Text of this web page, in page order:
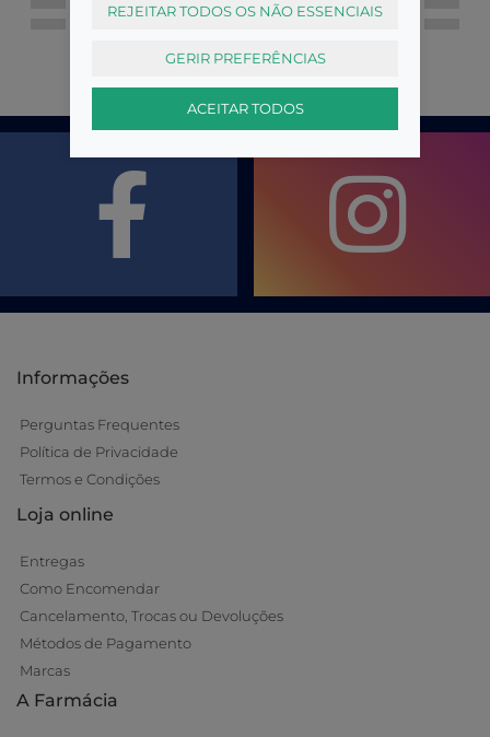
Informações
Perguntas Frequentes
Política de Privacidade
Termos e Condições
Loja online
Entregas
Como Encomendar
Cancelamento, Trocas ou Devoluções
Métodos de Pagamento
Marcas
A Farmácia
REJEITAR TODOS OS NÃO ESSENCIAIS
GERIR PREFERÊNCIAS
ACEITAR TODOS